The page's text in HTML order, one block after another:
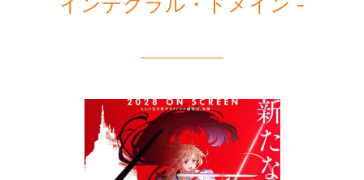
インテグラル・ドメイン -